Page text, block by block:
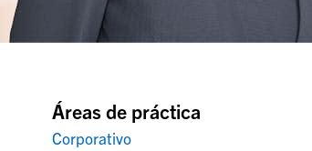
Áreas de práctica
Corporativo